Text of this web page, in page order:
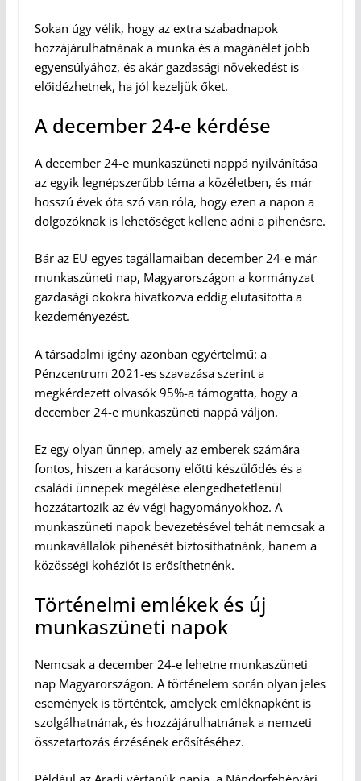
Sokan úgy vélik, hogy az extra szabadnapok
hozzájárulhatnának a munka és a magánélet jobb
egyensúlyához, és akár gazdasági növekedést is
előidézhetnek, ha jól kezeljük őket.
A december 24-e kérdése
A december 24-e munkaszüneti nappá nyilvánítása
az egyik legnépszerűbb téma a közéletben, és már
hosszú évek óta szó van róla, hogy ezen a napon a
dolgozóknak is lehetőséget kellene adni a pihenésre.
Bár az EU egyes tagállamaiban december 24-e már
munkaszüneti nap, Magyarországon a kormányzat
gazdasági okokra hivatkozva eddig elutasította a
kezdeményezést.
A társadalmi igény azonban egyértelmű: a
Pénzcentrum 2021-es szavazása szerint a
megkérdezett olvasók 95%-a támogatta, hogy a
december 24-e munkaszüneti nappá váljon.
Ez egy olyan ünnep, amely az emberek számára
fontos, hiszen a karácsony előtti készülődés és a
családi ünnepek megélése elengedhetetlenül
hozzátartozik az év végi hagyományokhoz. A
munkaszüneti napok bevezetésével tehát nemcsak a
munkavállalók pihenését biztosíthatnánk, hanem a
közösségi kohéziót is erősíthetnénk.
Történelmi emlékek és új
munkaszüneti napok
Nemcsak a december 24-e lehetne munkaszüneti
nap Magyarországon. A történelem során olyan jeles
események is történtek, amelyek emléknapként is
szolgálhatnának, és hozzájárulhatnának a nemzeti
összetartozás érzésének erősítéséhez.